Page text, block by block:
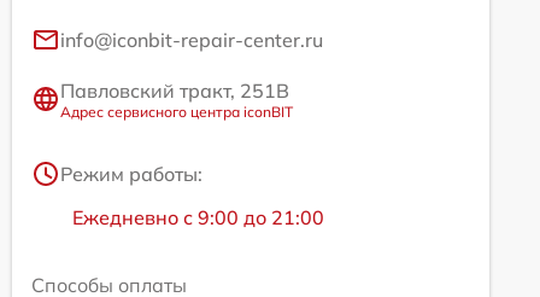
info@iconbit-repair-center.ru
Павловский тракт, 251В
Адрес сервисного центра iconBIT
Режим работы:
Ежедневно с 9:00 до 21:00
Способы оплаты